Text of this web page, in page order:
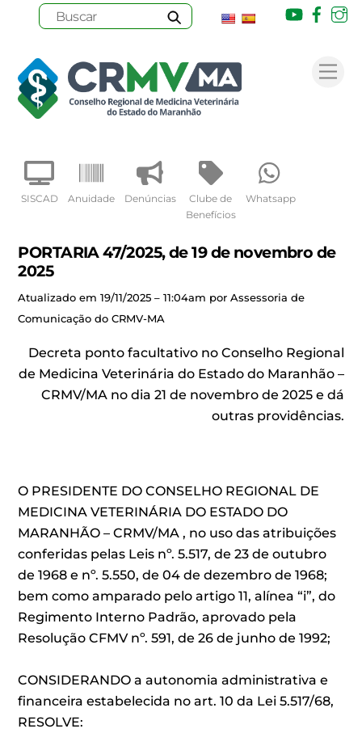
content
SISCAD Anuidade Denúncias
Clube de
Benefícios
Whatsapp
Youtube
PORTARIA 47/2025, de 19 de novembro de
2025
Atualizado em 19/11/2025 – 11:04am por Assessoria de
Comunicação do CRMV-MA
Decreta ponto facultativo no Conselho Regional
de Medicina Veterinária do Estado do Maranhão –
CRMV/MA no dia 21 de novembro de 2025 e dá
outras providências.
O PRESIDENTE DO CONSELHO REGIONAL DE
MEDICINA VETERINÁRIA DO ESTADO DO
MARANHÃO – CRMV/MA , no uso das atribuições
conferidas pelas Leis nº. 5.517, de 23 de outubro
de 1968 e nº. 5.550, de 04 de dezembro de 1968;
bem como amparado pelo artigo 11, alínea “i”, do
Regimento Interno Padrão, aprovado pela
Resolução CFMV nº. 591, de 26 de junho de 1992;
CONSIDERANDO a autonomia administrativa e
financeira estabelecida no art. 10 da Lei 5.517/68,
RESOLVE: